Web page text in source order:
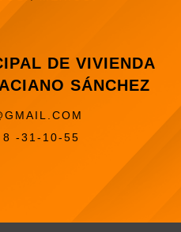
DE VIVIENDA
SÁNCHEZ
-31-10-55